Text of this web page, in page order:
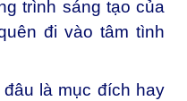
trình sáng tạo của
đi vào tâm tình
là mục đích hay